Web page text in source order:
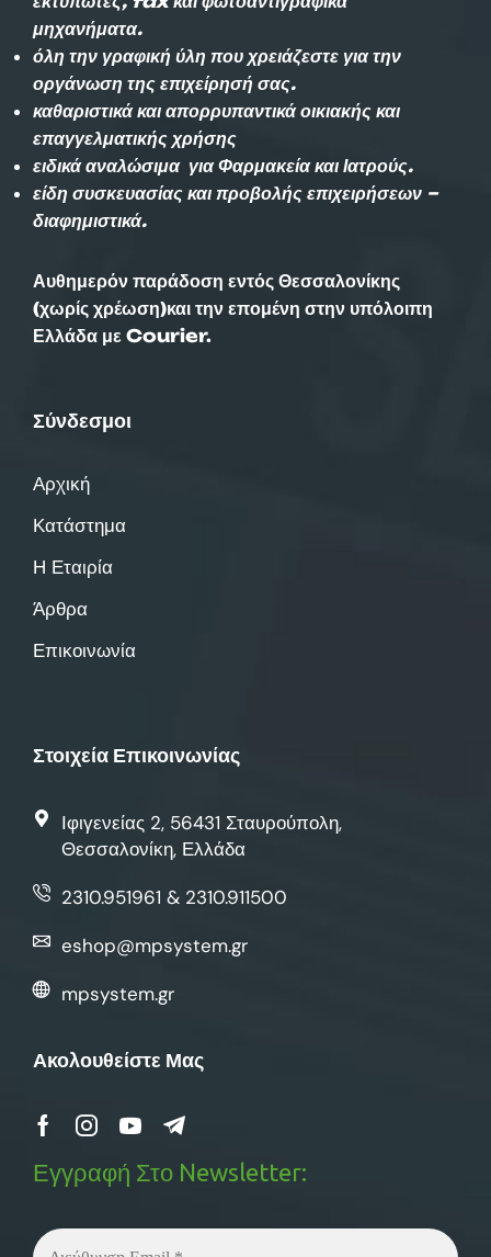
μηχανήματα.
όλη την γραφική ύλη που χρειάζεστε για την
οργάνωση της επιχείρησή σας.
καθαριστικά και απορρυπαντικά οικιακής και
επαγγελματικής χρήσης
ειδικά αναλώσιμα για Φαρμακεία και Ιατρούς.
είδη συσκευασίας και προβολής επιχειρήσεων –
διαφημιστικά.
Αυθημερόν παράδοση εντός Θεσσαλονίκης
(χωρίς χρέωση)και την επομένη στην υπόλοιπη
Ελλάδα με Courier.
Σύνδεσμοι
Αρχική
Κατάστημα
Η Εταιρία
Άρθρα
Επικοινωνία
Στοιχεία Επικοινωνίας
Ιφιγενείας 2, 56431 Σταυρούπολη,
Θεσσαλονίκη, Ελλάδα
2310.951961 & 2310.911500
eshop@mpsystem.gr
mpsystem.gr
Ακολουθείστε Μας
Εγγραφή Στο Newsletter: